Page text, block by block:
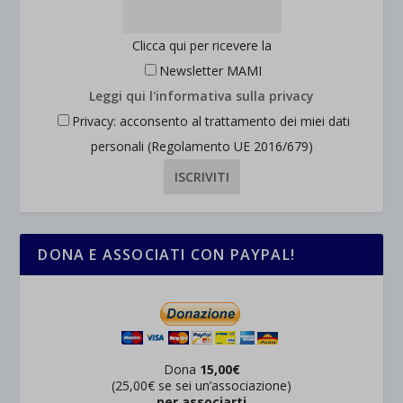
Clicca qui per ricevere la
Newsletter MAMI
Leggi qui l'informativa sulla privacy
Privacy: acconsento al trattamento dei miei dati
personali (Regolamento UE 2016/679)
DONA E ASSOCIATI CON PAYPAL!
Dona 15,00€
(25,00€ se sei un’associazione)